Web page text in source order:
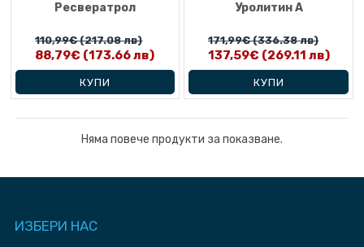
Ресвератрол
88,79€ (173.66 лв)
110,99€(217.08 лв)
КУПИ
Уролитин А
137,59€ (269.11 лв)
171,99€(336.38 лв)
КУПИ
Няма повече продукти за показване.
ИЗБЕРИ HAC